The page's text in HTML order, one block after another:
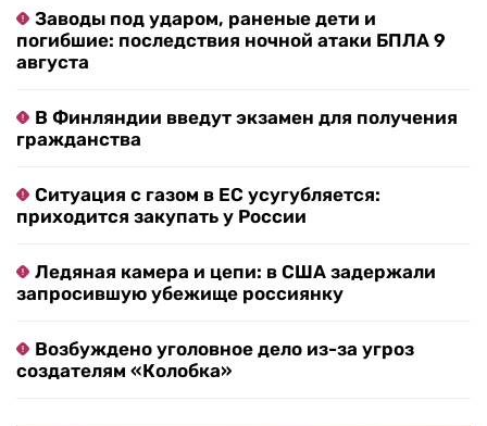
Заводы под ударом, раненые дети и
погибшие: последствия ночной атаки БПЛА 9
августа
В Финляндии введут экзамен для получения
гражданства
Ситуация с газом в ЕС усугубляется:
приходится закупать у России
Ледяная камера и цепи: в США задержали
запросившую убежище россиянку
Возбуждено уголовное дело из-за угроз
создателям «Колобка»